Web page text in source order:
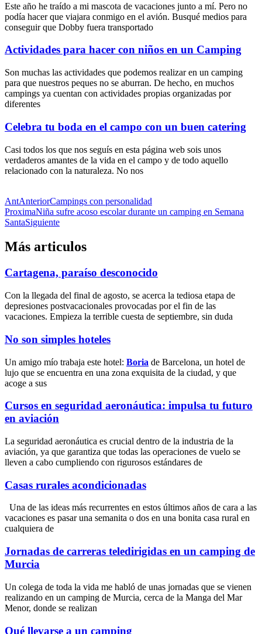
Este año he traído a mi mascota de vacaciones junto a mí. Pero no
podía hacer que viajara conmigo en el avión. Busqué medios para
conseguir que Dobby fuera transportado
Actividades para hacer con niños en un Camping
Son muchas las actividades que podemos realizar en un camping
para que nuestros peques no se aburran. De hecho, en muchos
campings ya cuentan con actividades propias organizadas por
diferentes
Celebra tu boda en el campo con un buen catering
Casi todos los que nos seguís en esta página web sois unos
verdaderos amantes de la vida en el campo y de todo aquello
relacionado con la naturaleza. No nos
AntAnteriorCampings con personalidad
ProximaNiña sufre acoso escolar durante un camping en Semana
SantaSiguiente
Más articulos
Cartagena, paraíso desconocido
Con la llegada del final de agosto, se acerca la tediosa etapa de
depresiones postvacacionales provocadas por el fin de las
vacaciones. Empieza la terrible cuesta de septiembre, sin duda
No son simples hoteles
Un amigo mío trabaja este hotel: Boria de Barcelona, un hotel de
lujo que se encuentra en una zona exquisita de la ciudad, y que
acoge a sus
Cursos en seguridad aeronáutica: impulsa tu futuro
en aviación
La seguridad aeronáutica es crucial dentro de la industria de la
aviación, ya que garantiza que todas las operaciones de vuelo se
lleven a cabo cumpliendo con rigurosos estándares de
Casas rurales acondicionadas
Una de las ideas más recurrentes en estos últimos años de cara a las
vacaciones es pasar una semanita o dos en una bonita casa rural en
cualquiera de
Jornadas de carreras teledirigidas en un camping de
Murcia
Un colega de toda la vida me habló de unas jornadas que se vienen
realizando en un camping de Murcia, cerca de la Manga del Mar
Menor, donde se realizan
Qué llevarse a un camping